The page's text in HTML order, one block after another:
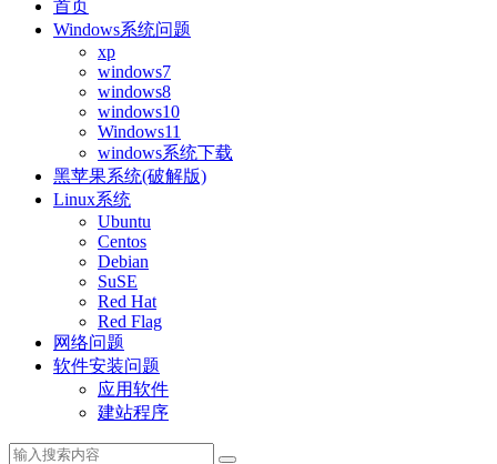
首页
Windows系统问题
xp
windows7
windows8
windows10
Windows11
windows系统下载
黑苹果系统(破解版)
Linux系统
Ubuntu
Centos
Debian
SuSE
Red Hat
Red Flag
网络问题
软件安装问题
应用软件
建站程序